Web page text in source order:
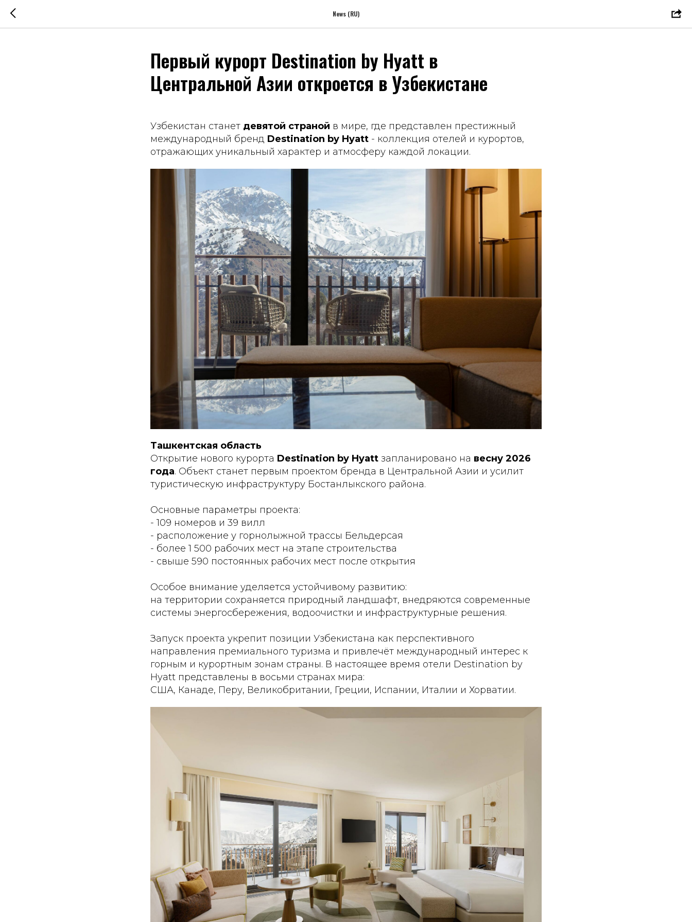
News (RU)
Первый курорт Destination by Hyatt в
Центральной Азии откроется в Узбекистане
Узбекистан станет девятой страной в мире, где представлен престижный
международный бренд Destination by Hyatt - коллекция отелей и курортов,
отражающих уникальный характер и атмосферу каждой локации.
Ташкентская область
Открытие нового курорта Destination by Hyatt запланировано на весну 2026
года. Объект станет первым проектом бренда в Центральной Азии и усилит
туристическую инфраструктуру Бостанлыкского района.
Основные параметры проекта:
- 109 номеров и 39 вилл
- расположение у горнолыжной трассы Бельдерсая
- более 1 500 рабочих мест на этапе строительства
- свыше 590 постоянных рабочих мест после открытия
Особое внимание уделяется устойчивому развитию:
на территории сохраняется природный ландшафт, внедряются современные
системы энергосбережения, водоочистки и инфраструктурные решения.
Запуск проекта укрепит позиции Узбекистана как перспективного
направления премиального туризма и привлечёт международный интерес к
горным и курортным зонам страны. В настоящее время отели Destination by
Hyatt представлены в восьми странах мира:
США, Канаде, Перу, Великобритании, Греции, Испании, Италии и Хорватии.